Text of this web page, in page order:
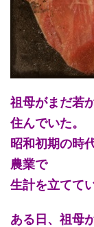
祖母がまだ若
住んでいた。
昭和初期の時
農業で
生計を立ててい
ある日、祖母